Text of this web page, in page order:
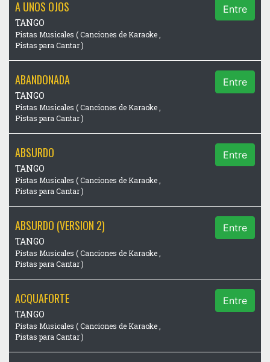
A UNOS OJOS
TANGO
Pistas Musicales ( Canciones de Karaoke ,
Pistas para Cantar )
Entre
ABANDONADA
TANGO
Pistas Musicales ( Canciones de Karaoke ,
Pistas para Cantar )
Entre
ABSURDO
TANGO
Pistas Musicales ( Canciones de Karaoke ,
Pistas para Cantar )
Entre
ABSURDO (VERSION 2)
TANGO
Pistas Musicales ( Canciones de Karaoke ,
Pistas para Cantar )
Entre
ACQUAFORTE
TANGO
Pistas Musicales ( Canciones de Karaoke ,
Pistas para Cantar )
Entre